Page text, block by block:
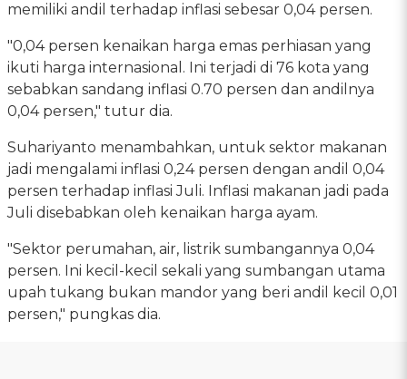
memiliki andil terhadap inflasi sebesar 0,04 persen.
"0,04 persen kenaikan harga emas perhiasan yang
ikuti harga internasional. Ini terjadi di 76 kota yang
sebabkan sandang inflasi 0.70 persen dan andilnya
0,04 persen," tutur dia.
Suhariyanto menambahkan, untuk sektor makanan
jadi mengalami inflasi 0,24 persen dengan andil 0,04
persen terhadap inflasi Juli. Inflasi makanan jadi pada
Juli disebabkan oleh kenaikan harga ayam.
"Sektor perumahan, air, listrik sumbangannya 0,04
persen. Ini kecil-kecil sekali yang sumbangan utama
upah tukang bukan mandor yang beri andil kecil 0,01
persen," pungkas dia.